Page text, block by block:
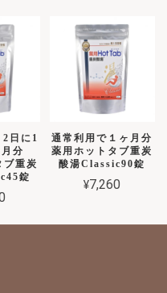
2日に1
月分
ブ重炭
錠
通常利用で１ヶ月分
薬用ホットタブ重炭
酸湯Classic90錠
¥7,260